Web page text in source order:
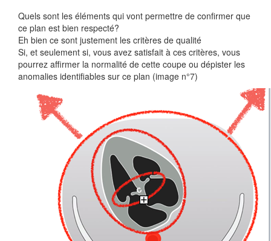
Quels sont les éléments qui vont permettre de confirmer que
ce plan est bien respecté?
Eh bien ce sont justement les critères de qualité
Si, et seulement si, vous avez satisfait à ces critères, vous
pourrez affirmer la normalité de cette coupe ou dépister les
anomalies identifiables sur ce plan (image n°7)